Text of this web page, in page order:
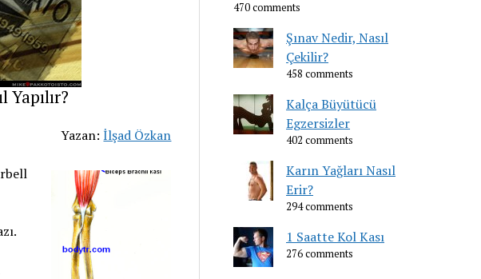
Yazan:İlşad Özkan
470 comments
Şınav Nedir, Nasıl
Çekilir?
458 comments
Kalça Büyütücü
Egzersizler
402 comments
Karın Yağları Nasıl
Erir?
294 comments
1 Saatte Kol Kası
276 comments